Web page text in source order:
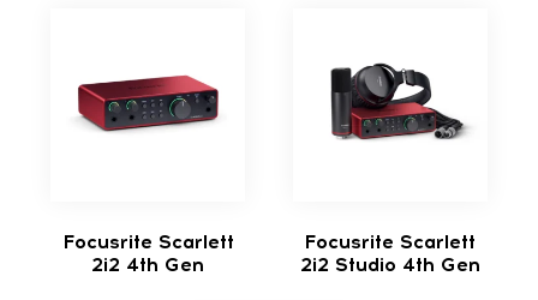
Focusrite Scarlett
2i2 4th Gen
Focusrite Scarlett
2i2 Studio 4th Gen